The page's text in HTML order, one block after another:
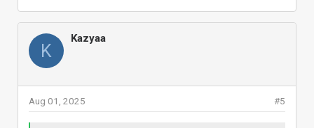
K
Kazyaa
#5
Aug 01, 2025